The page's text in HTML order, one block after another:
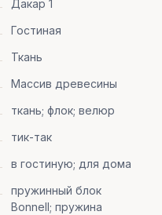
Дакар 1
Гостиная
Ткань
Массив древесины
ткань; флок; велюр
тик-так
в гостиную; для дома
пружинный блок
Bonnell; пружина